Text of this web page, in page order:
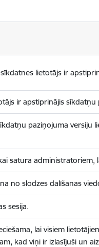
lietotājs ir
ir apstiprinājis sīkdatņu
paziņojuma versiju
satura administratoriem,
no slodzes dalīšanas
sesija.
lai visiem
kad viņi ir izlasījuši un